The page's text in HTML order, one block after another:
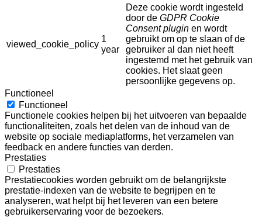
viewed_cookie_policy
1
year
Deze cookie wordt ingesteld
door de GDPR Cookie
Consent plugin en wordt
gebruikt om op te slaan of de
gebruiker al dan niet heeft
ingestemd met het gebruik van
cookies. Het slaat geen
persoonlijke gegevens op.
Functioneel
Functioneel
Functionele cookies helpen bij het uitvoeren van bepaalde
functionaliteiten, zoals het delen van de inhoud van de
website op sociale mediaplatforms, het verzamelen van
feedback en andere functies van derden.
Prestaties
Prestaties
Prestatiecookies worden gebruikt om de belangrijkste
prestatie-indexen van de website te begrijpen en te
analyseren, wat helpt bij het leveren van een betere
gebruikerservaring voor de bezoekers.